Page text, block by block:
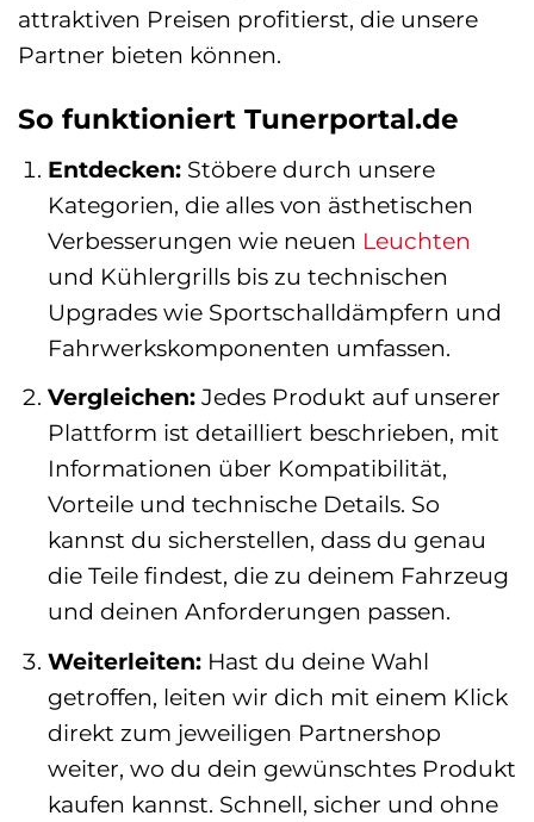
attraktiven Preisen profitierst, die unsere
Partner bieten können.
So funktioniert Tunerportal.de
Entdecken:Stöbere durch unsere
Kategorien, die alles von ästhetischen
Verbesserungen wie neuen Leuchten
und Kühlergrills bis zu technischen
Upgrades wie Sportschalldämpfern und
Fahrwerkskomponenten umfassen.
Vergleichen:Jedes Produkt auf unserer
Plattform ist detailliert beschrieben, mit
Informationen über Kompatibilität,
Vorteile und technische Details. So
kannst du sicherstellen, dass du genau
die Teile findest, die zu deinem Fahrzeug
und deinen Anforderungen passen.
Weiterleiten:Hast du deine Wahl
getroffen, leiten wir dich mit einem Klick
direkt zum jeweiligen Partnershop
weiter, wo du dein gewünschtes Produkt
kaufen kannst. Schnell, sicher und ohne